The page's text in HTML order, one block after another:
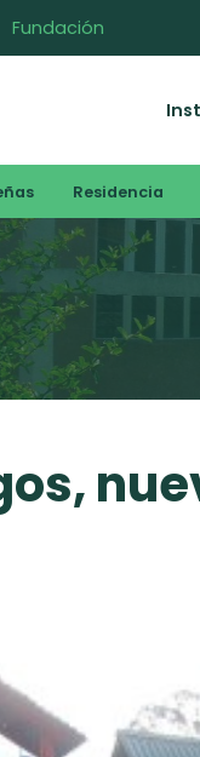
Fundación
Residencia